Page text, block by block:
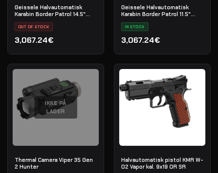
Geissele Halvautomatisk
Karabin Border Patrol 14.5"
OUT OF STOCK
3,067.24€
Geissele Halvautomatisk
Karabin Border Patrol 11.5"
IN STOCK
3,067.24€
IKKE PÅ
LAGER
Thermal Camera Viper 35 Gen
2 Hunter
Halvautomatisk pistol KMR W-
02 Vapor kal. 9x19 OR SR